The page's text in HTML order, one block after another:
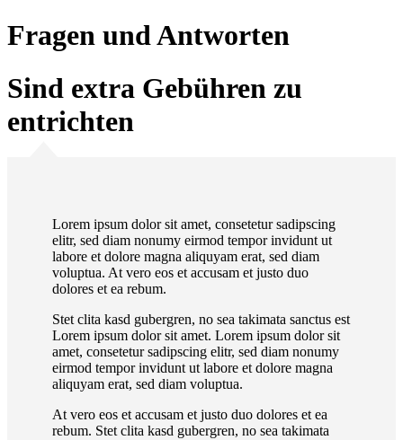
Fragen und Antworten
Sind extra Gebühren zu
entrichten
Lorem ipsum dolor sit amet, consetetur sadipscing
elitr, sed diam nonumy eirmod tempor invidunt ut
labore et dolore magna aliquyam erat, sed diam
voluptua. At vero eos et accusam et justo duo
dolores et ea rebum.
Stet clita kasd gubergren, no sea takimata sanctus est
Lorem ipsum dolor sit amet. Lorem ipsum dolor sit
amet, consetetur sadipscing elitr, sed diam nonumy
eirmod tempor invidunt ut labore et dolore magna
aliquyam erat, sed diam voluptua.
At vero eos et accusam et justo duo dolores et ea
rebum. Stet clita kasd gubergren, no sea takimata